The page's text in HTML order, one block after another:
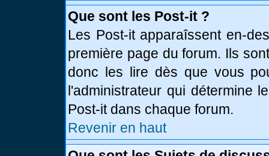
Que sont les Post-it ?
Les Post-it apparaîssent en-
première page du forum. Ils
donc les lire dès que vous
l'administrateur qui détermine
Post-it dans chaque forum.
Revenir en haut